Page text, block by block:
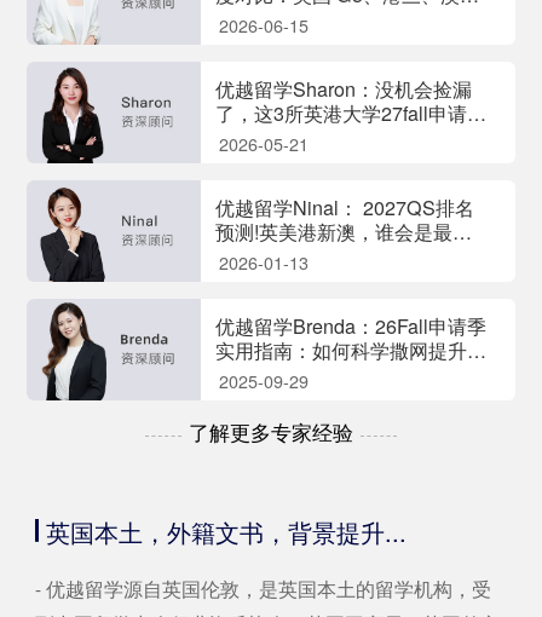
顶尖院校怎么选?
2026-06-15
优越留学Sharon：没机会捡漏
了，这3所英港大学27fall申请难
度飙升!
2026-05-21
优越留学Ninal： 2027QS排名
预测!英美港新澳，谁会是最大
赢家？
2026-01-13
优越留学Brenda：26Fall申请季
实用指南：如何科学撒网提升名
校录取率？
2025-09-29
了解更多专家经验
英国本土，外籍文书，背景提升...
- 优越留学源自英国伦敦，是英国本土的留学机构，受